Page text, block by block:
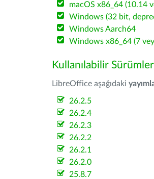
macOS x86_64 (10.14
Windows (32 bit,
Windows Aarch64
Windows x86_64 (7
Kullanılabilir Sürümler
LibreOffice aşağıdaki
26.2.5
26.2.4
26.2.3
26.2.2
26.2.1
26.2.0
25.8.7